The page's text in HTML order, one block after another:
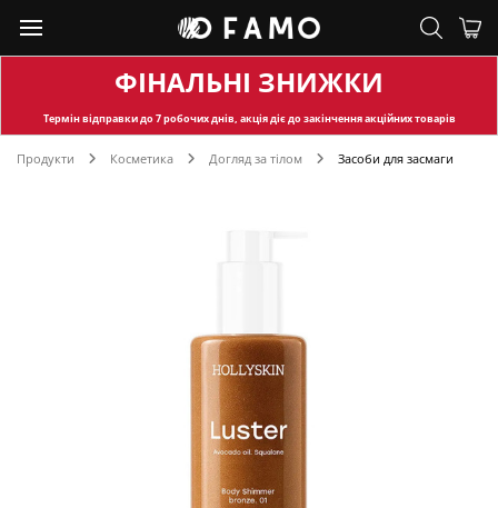
ФІНАЛЬНІ ЗНИЖКИ
Термін відправкидо 7 робочих днів, акція діє до закінчення акційних товарів
Продукти Косметика Догляд за тілом Засоби для засмаги